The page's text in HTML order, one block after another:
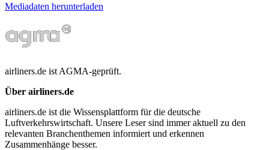
Mediadaten herunterladen
airliners.de ist AGMA-geprüft.
Über airliners.de
airliners.de ist die Wissensplattform für die deutsche
Luftverkehrswirtschaft. Unsere Leser sind immer aktuell zu den
relevanten Branchenthemen informiert und erkennen
Zusammenhänge besser.